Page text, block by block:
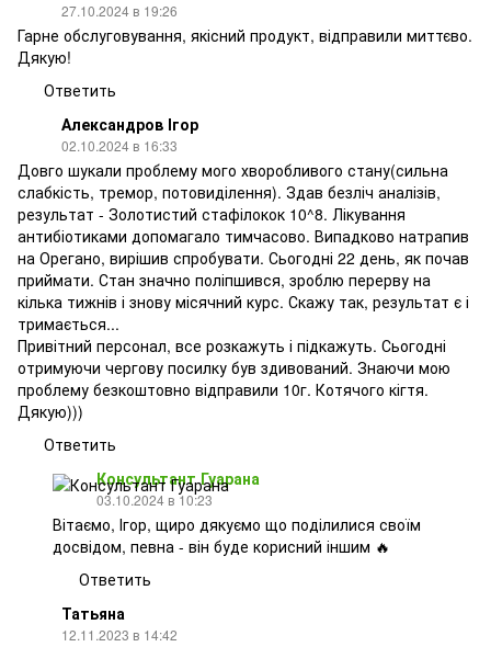
27.10.2024 в 19:26
Гарне обслуговування, якісний продукт, відправили миттєво.
Дякую!
Ответить
Александров Ігор
02.10.2024 в 16:33
Довго шукали проблему мого хворобливого стану(сильна
слабкість, тремор, потовиділення). Здав безліч аналізів,
результат - Золотистий стафілокок 10^8. Лікування
антибіотиками допомагало тимчасово. Випадково натрапив
на Орегано, вирішив спробувати. Сьогодні 22 день, як почав
приймати. Стан значно поліпшився, зроблю перерву на
кілька тижнів і знову місячний курс. Скажу так, результат є і
тримається...
Привітний персонал, все розкажуть і підкажуть. Сьогодні
отримуючи чергову посилку був здивований. Знаючи мою
проблему безкоштовно відправили 10г. Котячого кігтя.
Дякую)))
Ответить
Консультант Гуарана
03.10.2024 в 10:23
Вітаємо, Ігор, щиро дякуємо що поділилися своїм
досвідом, певна - він буде корисний іншим 🔥
Ответить
Татьяна
12.11.2023 в 14:42